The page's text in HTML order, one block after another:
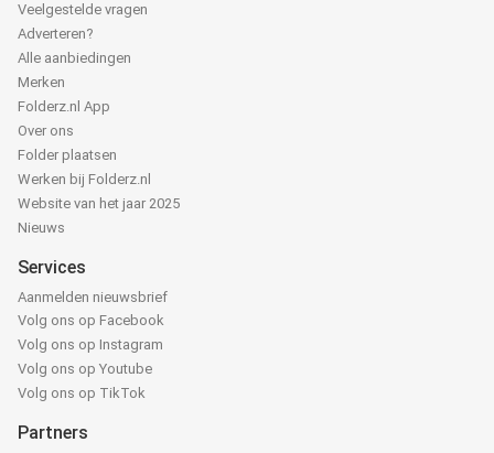
Veelgestelde vragen
Adverteren?
Alle aanbiedingen
Merken
Folderz.nl App
Over ons
Folder plaatsen
Werken bij Folderz.nl
Website van het jaar 2025
Nieuws
Services
Aanmelden nieuwsbrief
Volg ons op Facebook
Volg ons op Instagram
Volg ons op Youtube
Volg ons op TikTok
Partners